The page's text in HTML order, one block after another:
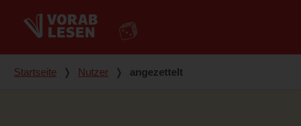
Du bist hier
Startseite ❭ Nutzer ❭ angezettelt